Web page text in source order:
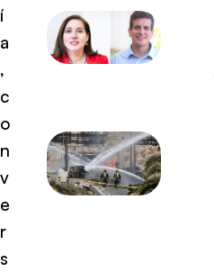
í
a
,
c
o
n
v
e
r
s